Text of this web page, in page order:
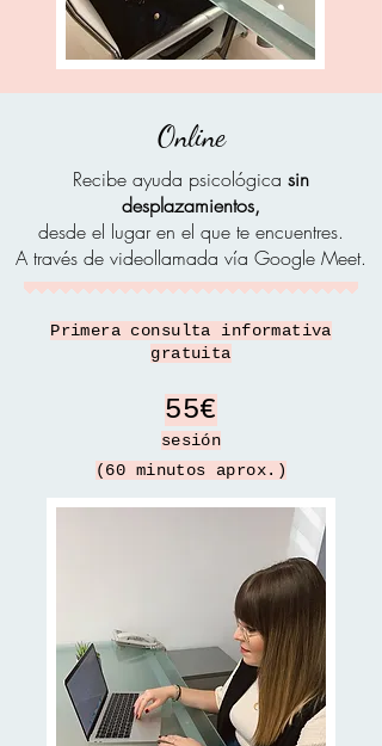
Online
Recibe ayuda psicológica sin
desplazamientos,
desde el lugar en el que te encuentres.
A través de videollamada vía Google Meet.
Primera consulta informativa
gratuita
55€
sesión
(60 minutos aprox.)